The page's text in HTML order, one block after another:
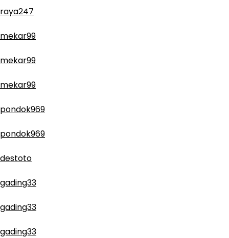
raya247
mekar99
mekar99
mekar99
pondok969
pondok969
destoto
gading33
gading33
gading33